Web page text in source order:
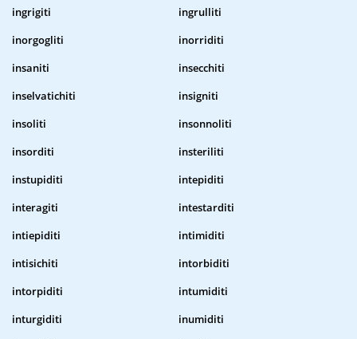
ingrigiti
ingrulliti
inorgogliti
inorriditi
insaniti
insecchiti
inselvatichiti
insigniti
insoliti
insonnoliti
insorditi
insteriliti
instupiditi
intepiditi
interagiti
intestarditi
intiepiditi
intimiditi
intisichiti
intorbiditi
intorpiditi
intumiditi
inturgiditi
inumiditi